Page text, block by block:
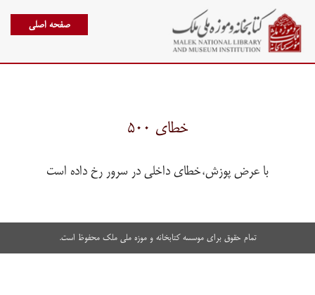
صفحه اصلی
خطای ۵۰۰
با عرض پوزش،خطای داخلی در سرور رخ داده است
تمام حقوق برای موسسه کتابخانه و موزه ملی ملک محفوظ است.